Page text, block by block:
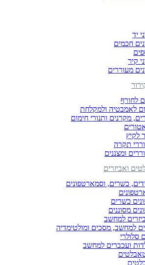
יד
חכמים
קיר
מעוררים
לחורף
לאמבטיה ולמקלחת
מקרנים ותנורי חימום
לקיץ
תקרה
ומצננים
ואביזרים
כשרים, וסמארטפונים
כשרים
מסוננים
למחשב
למחשב, מסכים ומולטימדיה
סלולרי
ועכברים למחשב